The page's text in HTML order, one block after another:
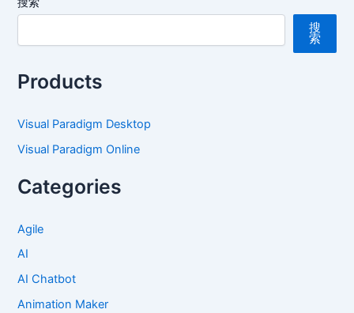
搜
索
Products
Visual Paradigm Desktop
Visual Paradigm Online
Categories
Agile
AI
AI Chatbot
Animation Maker